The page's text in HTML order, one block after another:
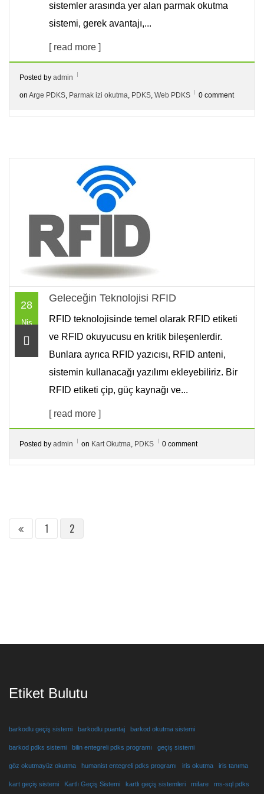
sistemler arasında yer alan parmak okutma
sistemi, gerek avantajı,...
[ read more ]
Posted by admin
on Arge PDKS, Parmak izi okutma, PDKS, Web PDKS 0 comment
28
Nis
Geleceğin Teknolojisi RFID
RFID teknolojisinde temel olarak RFID etiketi
ve RFID okuyucusu en kritik bileşenlerdir.
Bunlara ayrıca RFID yazıcısı, RFID anteni,
sistemin kullanacağı yazılımı ekleyebiliriz. Bir
RFID etiketi çip, güç kaynağı ve...
[ read more ]
Posted by admin on Kart Okutma, PDKS 0 comment
1 2
Etiket Bulutu
barkodlu geçiş sistemi barkodlu puantaj barkod okutma sistemi
barkod pdks sistemi bilin entegreli pdks programı geçiş sistemi
göz okutmayüz okutma humanist entegreli pdks programı iris okutma iris tanıma
kart geçiş sistemi Kartlı Geçiş Sistemi kartlı geçiş sistemleri mifare ms-sql pdks